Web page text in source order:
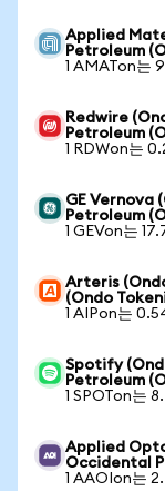
Applied
Petroleum
1 AMATon는
Redwire
Petroleum
1 RDWon는
GE Vernova
Petroleum
1 GEVon는
Arteris
(Ondo
1 AIPon는
Spotify
Petroleum
1 SPOTon는
Applied
Occidental
1 AAOIon는